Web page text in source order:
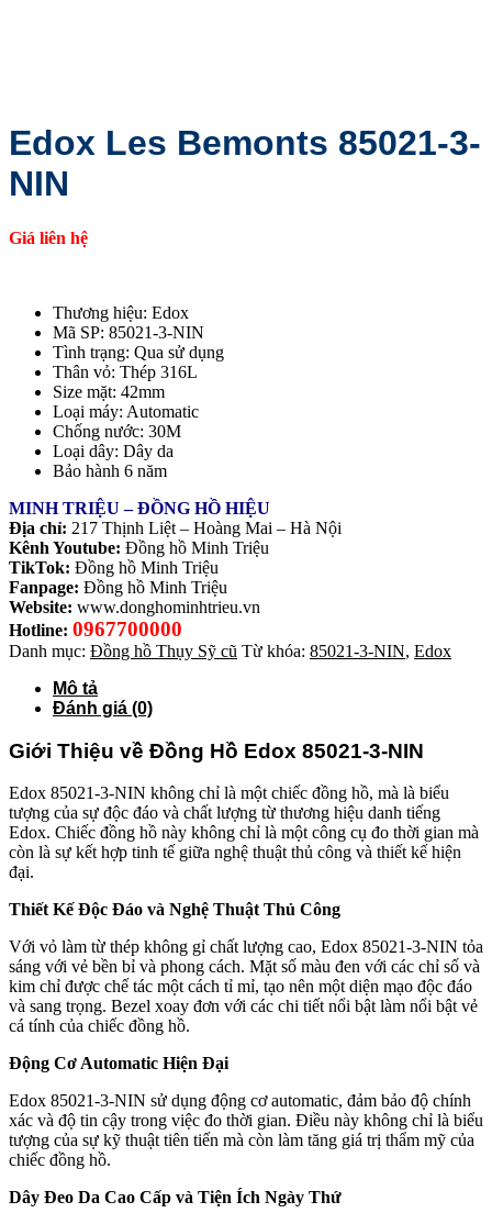
Edox Les Bemonts 85021-3-
NIN
Giá liên hệ
Thương hiệu: Edox
Mã SP: 85021-3-NIN
Tình trạng: Qua sử dụng
Thân vỏ: Thép 316L
Size mặt: 42mm
Loại máy: Automatic
Chống nước: 30M
Loại dây: Dây da
Bảo hành 6 năm
MINH TRIỆU – ĐỒNG HỒ HIỆU
Địa chỉ: 217 Thịnh Liệt – Hoàng Mai – Hà Nội
Kênh Youtube: Đồng hồ Minh Triệu
TikTok: Đồng hồ Minh Triệu
Fanpage: Đồng hồ Minh Triệu
Website: www.donghominhtrieu.vn
Hotline: 0967700000
Danh mục: Đồng hồ Thụy Sỹ cũ Từ khóa: 85021-3-NIN, Edox
Mô tả
Đánh giá (0)
Giới Thiệu về Đồng Hồ Edox 85021-3-NIN
Edox 85021-3-NIN không chỉ là một chiếc đồng hồ, mà là biểu
tượng của sự độc đáo và chất lượng từ thương hiệu danh tiếng
Edox. Chiếc đồng hồ này không chỉ là một công cụ đo thời gian mà
còn là sự kết hợp tinh tế giữa nghệ thuật thủ công và thiết kế hiện
đại.
Thiết Kế Độc Đáo và Nghệ Thuật Thủ Công
Với vỏ làm từ thép không gỉ chất lượng cao, Edox 85021-3-NIN tỏa
sáng với vẻ bền bỉ và phong cách. Mặt số màu đen với các chỉ số và
kim chỉ được chế tác một cách tỉ mỉ, tạo nên một diện mạo độc đáo
và sang trọng. Bezel xoay đơn với các chi tiết nổi bật làm nổi bật vẻ
cá tính của chiếc đồng hồ.
Động Cơ Automatic Hiện Đại
Edox 85021-3-NIN sử dụng động cơ automatic, đảm bảo độ chính
xác và độ tin cậy trong việc đo thời gian. Điều này không chỉ là biểu
tượng của sự kỹ thuật tiên tiến mà còn làm tăng giá trị thẩm mỹ của
chiếc đồng hồ.
Dây Đeo Da Cao Cấp và Tiện Ích Ngày Thứ